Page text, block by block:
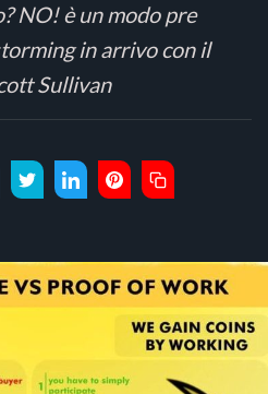
NO! è un modo pre
in arrivo con il
Sullivan